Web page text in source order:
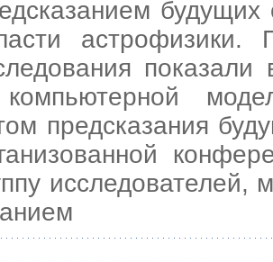
астрофизики.
предсказания
исследователей,